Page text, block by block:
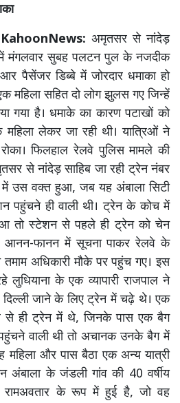
अमृतसर से नांदेड़
मंगलवार सुबह पलटन पुल के नजदीक
पैसेंजर डिब्बे में जोरदार धमाका हो
महिला सहित दो लोग झुलस गए जिन्हें
गया है। धमाके का कारण पटाखों को
महिला लेकर जा रही थी। यात्रिओं ने
फिलहाल रेलवे पुलिस मामले की
से नांदेड़ साहिब जा रही ट्रेन नंबर
उस वक्त हुआ, जब यह अंबाला सिटी
पहुंचने ही वाली थी। ट्रेन के कोच में
तो स्टेशन से पहले ही ट्रेन को चेन
आनन-फानन में सूचना पाकर रेलवे के
अधिकारी मौके पर पहुंच गए। इस
के एक व्यापारी राजपाल ने
दिल्ली जाने के लिए ट्रेन में चढ़े थे। एक
से ही ट्रेन में थे, जिनके पास एक बैग
वाली थी तो अचानक उनके बैग में
महिला और पास बैठा एक अन्य यात्री
अंबाला के जंडली गांव की 40 वर्षीय
रामअवतार के रूप में हुई है, जो वह